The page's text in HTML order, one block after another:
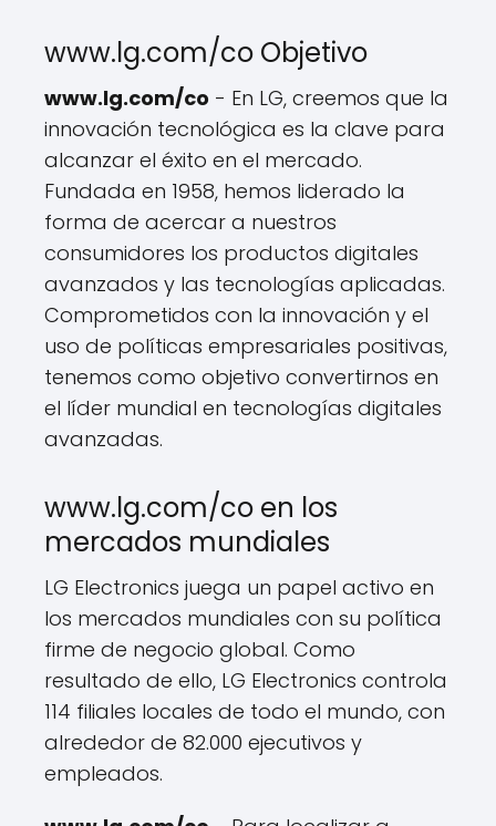
www.lg.com/co Objetivo
www.lg.com/co - En LG, creemos que la
innovación tecnológica es la clave para
alcanzar el éxito en el mercado.
Fundada en 1958, hemos liderado la
forma de acercar a nuestros
consumidores los productos digitales
avanzados y las tecnologías aplicadas.
Comprometidos con la innovación y el
uso de políticas empresariales positivas,
tenemos como objetivo convertirnos en
el líder mundial en tecnologías digitales
avanzadas.
www.lg.com/co en los
mercados mundiales
LG Electronics juega un papel activo en
los mercados mundiales con su política
firme de negocio global. Como
resultado de ello, LG Electronics controla
114 filiales locales de todo el mundo, con
alrededor de 82.000 ejecutivos y
empleados.